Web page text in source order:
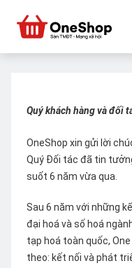
Quý khách hàng và đối
OneShop xin gửi lời
Quý Đối tác đã tin
suốt 6 năm vừa qua.
Sau 6 năm với những
đại hoá và số hoá
tạp hoá toàn quốc,
theo: kết nối và phát